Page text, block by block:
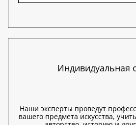
Индивидуальная
Наши эксперты проведут
вашего предмета искусства,